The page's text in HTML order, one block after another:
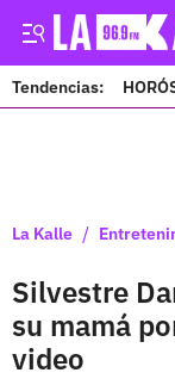
Tendencias:
La Kalle /
Silvestre
su mamá
video